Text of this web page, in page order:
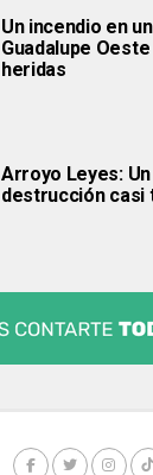
Un incendio en
Guadalupe
heridas
Arroyo Leyes:
destrucción casi